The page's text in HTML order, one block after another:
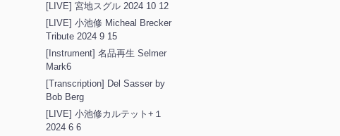
[LIVE] 宮地スグル 2024 10 12
[LIVE] 小池修 Micheal Brecker
Tribute 2024 9 15
[Instrument] 名品再生 Selmer
Mark6
[Transcription] Del Sasser by
Bob Berg
[LIVE] 小池修カルテット+１
2024 6 6